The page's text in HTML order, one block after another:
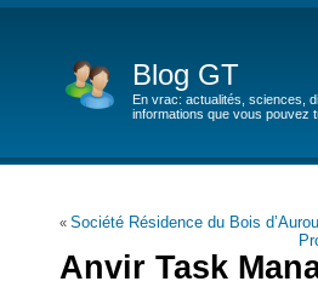
Blog GT
En vrac: actualités, sciences,
informations que vous pouvez
« Société Résidence du Bois
Anvir Task